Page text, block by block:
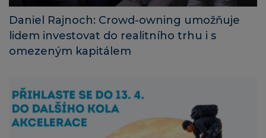
Daniel Rajnoch: Crowd-owning umožňuje
lidem investovat do realitního trhu i s
omezeným kapitálem